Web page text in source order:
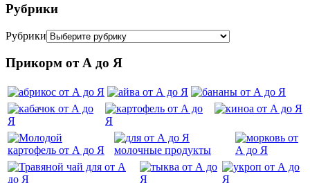
Рубрики
Рубрики
Прикорм от А до Я